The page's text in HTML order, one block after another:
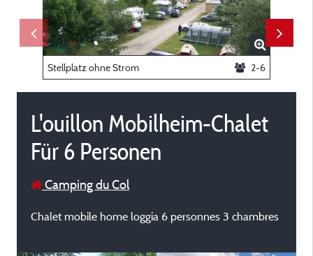
Stellplatz ohne Strom 2-6
L'ouillon Mobilheim-Chalet
Für 6 Personen
Camping du Col
Chalet mobile home loggia 6 personnes 3 chambres